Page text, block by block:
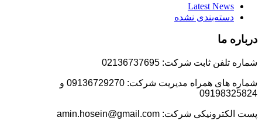
Latest News
دسته‌بندی نشده
درباره ما
شماره تلفن ثابت شرکت: 02136737695
شماره های همراه مدیریت شرکت: 09136729270 و
09198325824
پست الکترونیکی شرکت: amin.hosein@gmail.com